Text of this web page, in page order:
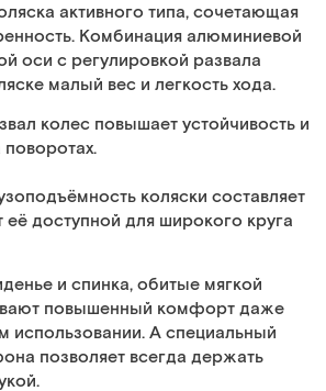
активного типа, сочетающая
Комбинация алюминиевой
оси с регулировкой развала
малый вес и легкость хода.
колес повышает устойчивость и
коляски составляет
её доступной для широкого круга
и спинка, обитые мягкой
повышенный комфорт даже
использовании. А специальный
позволяет всегда держать